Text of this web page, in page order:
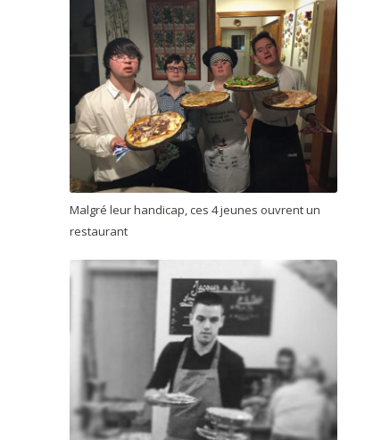
Malgré leur handicap, ces 4 jeunes ouvrent un
restaurant